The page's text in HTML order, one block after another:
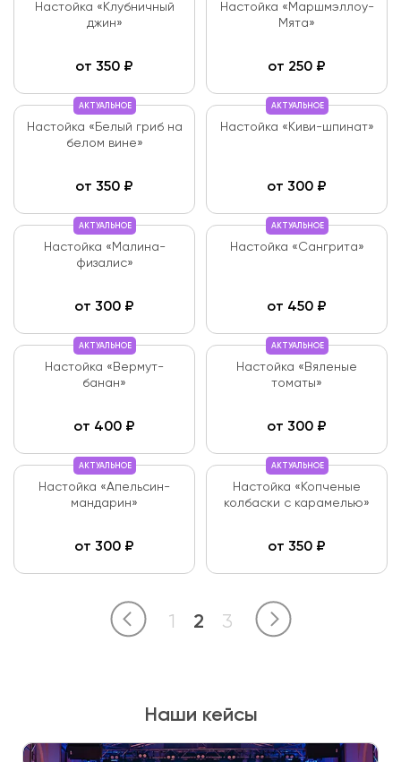
Настойка «Клубничный
джин»
от 350 ₽
Настойка «Маршмэллоу-
Мята»
от 250 ₽
АКТУАЛЬНОЕ
Настойка «Белый гриб на
белом вине»
от 350 ₽
АКТУАЛЬНОЕ
Настойка «Киви-шпинат»
от 300 ₽
АКТУАЛЬНОЕ
Настойка «Малина-
физалис»
от 300 ₽
АКТУАЛЬНОЕ
Настойка «Сангрита»
от 450 ₽
АКТУАЛЬНОЕ
Настойка «Вермут-
банан»
от 400 ₽
АКТУАЛЬНОЕ
Настойка «Вяленые
томаты»
от 300 ₽
АКТУАЛЬНОЕ
Настойка «Апельсин-
мандарин»
от 300 ₽
АКТУАЛЬНОЕ
Настойка «Копченые
колбаски с карамелью»
от 350 ₽
1 2 3
Наши кейсы